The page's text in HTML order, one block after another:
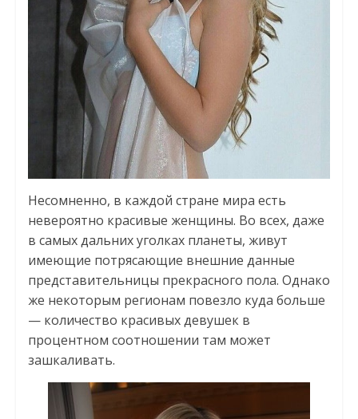
Несомненно, в каждой стране мира есть
невероятно красивые женщины. Во всех, даже
в самых дальних уголках планеты, живут
имеющие потрясающие внешние данные
представительницы прекрасного пола. Однако
же некоторым регионам повезло куда больше
— количество красивых девушек в
процентном соотношении там может
зашкаливать.